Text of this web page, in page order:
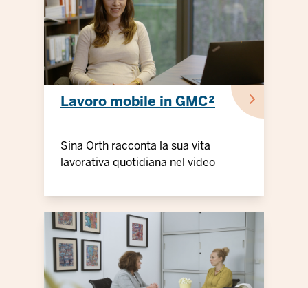
Lavoro mobile in GMC²
Sina Orth racconta la sua vita
lavorativa quotidiana nel video